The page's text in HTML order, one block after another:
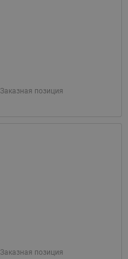
Заказная позиция
Заказная позиция